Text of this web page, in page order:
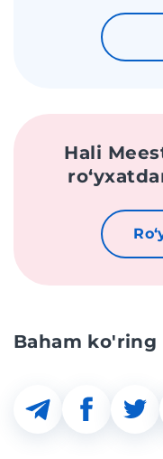
Hali
Baham ko'ring